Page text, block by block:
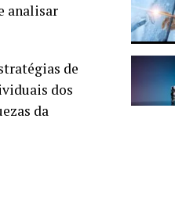
analisar
de
dos
da